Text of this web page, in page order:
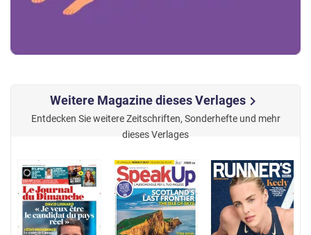
Weitere Magazine dieses Verlageschevron_right
Entdecken Sie weitere Zeitschriften, Sonderhefte und mehr
dieses Verlages